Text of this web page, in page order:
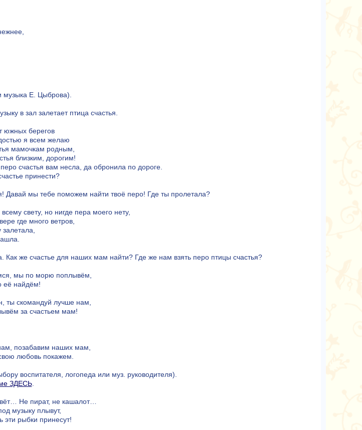
музыка Е. Цыброва).
в зал залетает птица счастья.
южных берегов
я всем желаю
мамочкам родным,
близким, дорогим!
счастья вам несла, да обронила по дороге.
принести?
Давай мы тебе поможем найти твоё перо! Где ты пролетала?
свету, но нигде пера моего нету,
где много ветров,
же счастье для наших мам найти? Где же нам взять перо птицы счастья?
мы по морю поплывём,
её найдём!
ты скомандуй лучше нам,
за счастьем мам!
позабавим наших мам,
любовь покажем.
воспитателя, логопеда или муз. руководителя).
ЗДЕСЬ.
Не пират, не кашалот…
музыку плывут,
рыбки принесут!